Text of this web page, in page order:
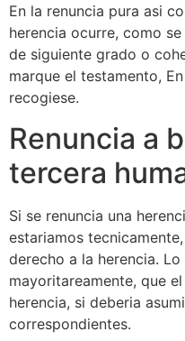
En la renuncia pura asi
herencia ocurre, como
de siguiente grado o
marque el testamento,
recogiese.
Renuncia a
tercera
Si se renuncia una
estariamos
derecho a la herencia. Lo
mayoritareamente, que
herencia, si deberia
correspondientes.